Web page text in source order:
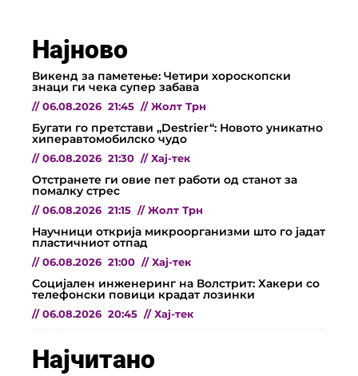
Најново
Викенд за паметење: Четири хороскопски
знаци ги чека супер забава
// 06.08.2026 21:45 // Жолт Трн
Бугати го претстави „Destrier“: Новото уникатно
хиперавтомобилско чудо
// 06.08.2026 21:30 // Хај-тек
Отстранете ги овие пет работи од станот за
помалку стрес
// 06.08.2026 21:15 // Жолт Трн
Научници открија микроорганизми што го јадат
пластичниот отпад
// 06.08.2026 21:00 // Хај-тек
Социјален инженеринг на Волстрит: Хакери со
телефонски повици крадат лозинки
// 06.08.2026 20:45 // Хај-тек
Најчитано